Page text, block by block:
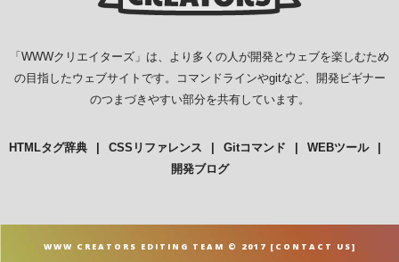
「WWWクリエイターズ 」は、より多くの人が開発とウェブを楽しむため
の目指したウェブサイトです。コマンドラインやgitなど、開発ビギナー
のつまづきやすい部分を共有しています。
HTMLタグ辞典 CSSリファレンス Gitコマンド
WEBツール
開発ブログ
WWW CREATORS EDITING TEAM © 2017 [ CONTACT US]